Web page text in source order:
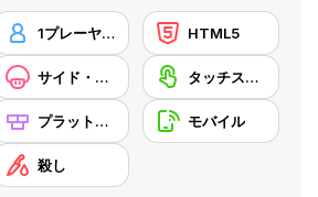
1プレーヤー HTML5
サイド・スクローリング タッチスクリーン
プラットフォーム モバイル
殺し